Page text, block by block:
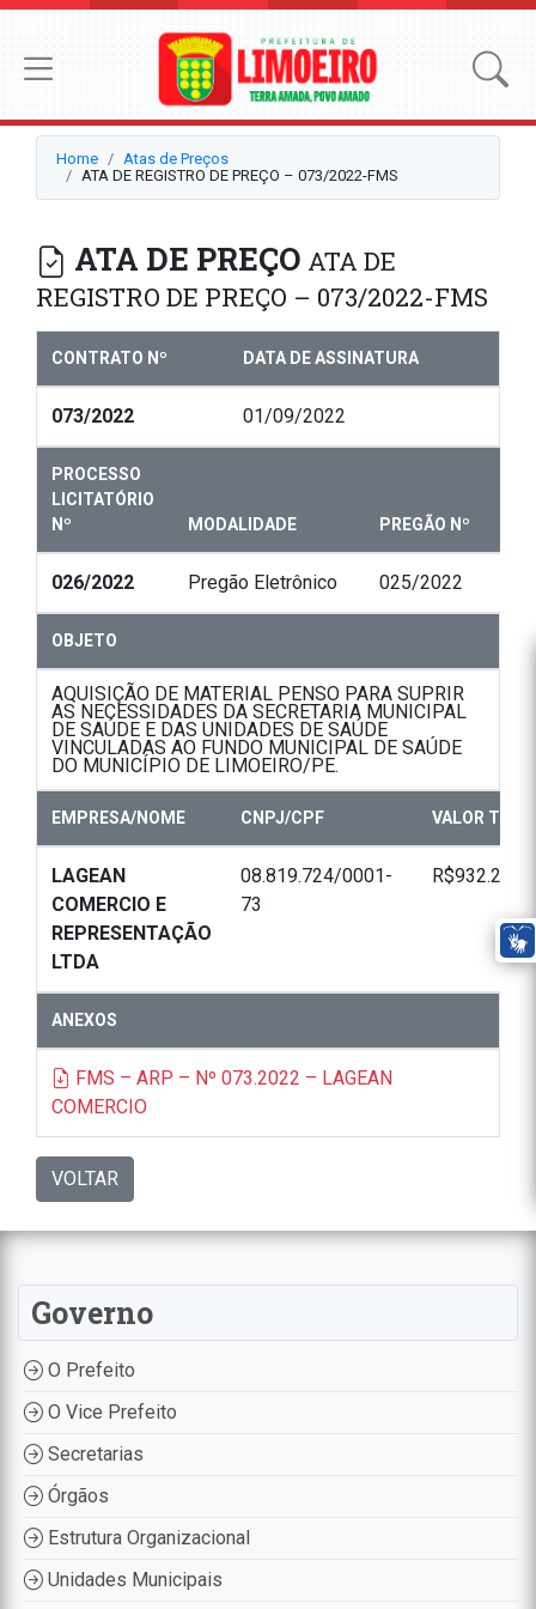
Home
Atas de Preços
ATA DE REGISTRO DE PREÇO – 073/2022-FMS
ATA DE PREÇO ATA DE
REGISTRO DE PREÇO – 073/2022-FMS
CONTRATO Nº DATA DE ASSINATURA
073/2022 01/09/2022
PROCESSO
LICITATÓRIO
Nº
MODALIDADE PREGÃO Nº
026/2022 Pregão Eletrônico 025/2022
OBJETO
AQUISIÇÃO DE MATERIAL PENSO PARA SUPRIR
AS NECESSIDADES DA SECRETARIA MUNICIPAL
DE SAÚDE E DAS UNIDADES DE SAÚDE
VINCULADAS AO FUNDO MUNICIPAL DE SAÚDE
DO MUNICÍPIO DE LIMOEIRO/PE.
EMPRESA/NOME CNPJ/CPF VALOR
LAGEAN
COMERCIO E
REPRESENTAÇÃO
LTDA
08.819.724/0001-
73
ANEXOS
FMS – ARP – Nº 073.2022 – LAGEAN
COMERCIO
VOLTAR
Governo
O Prefeito
O Vice Prefeito
Secretarias
Órgãos
Estrutura Organizacional
Unidades Municipais